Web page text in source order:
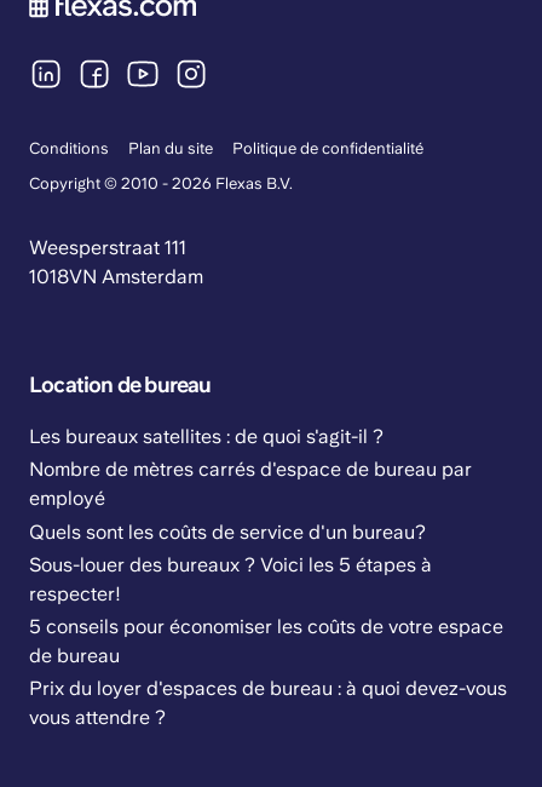
Conditions Plan du site
Politique de confidentialité
Copyright © 2010 - 2026 Flexas B.V.
Weesperstraat 111
1018VN Amsterdam
Location de bureau
Les bureaux satellites : de quoi s'agit-il ?
Nombre de mètres carrés d'espace de bureau par
employé
Quels sont les coûts de service d'un bureau?
Sous-louer des bureaux ? Voici les 5 étapes à
respecter!
5 conseils pour économiser les coûts de votre espace
de bureau
Prix du loyer d'espaces de bureau : à quoi devez-vous
vous attendre ?